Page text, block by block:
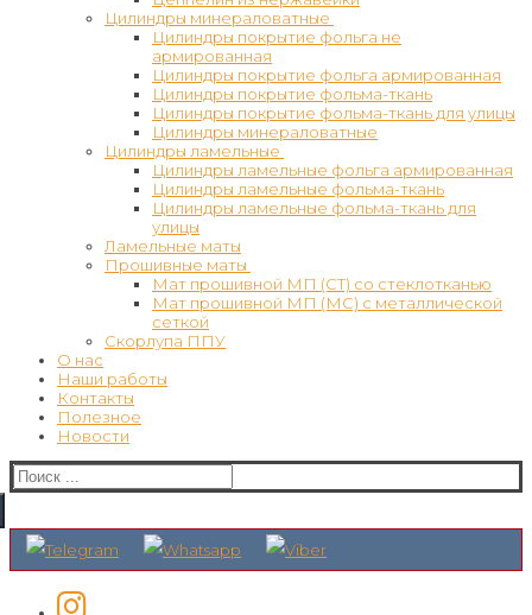
Цилиндры минераловатные
Цилиндры покрытие фольга не
армированная
Цилиндры покрытие фольга армированная
Цилиндры покрытие фольма-ткань
Цилиндры покрытие фольма-ткань для улицы
Цилиндры минераловатные
Цилиндры ламельные
Цилиндры ламельные фольга армированная
Цилиндры ламельные фольма-ткань
Цилиндры ламельные фольма-ткань для
улицы
Ламельные маты
Прошивные маты
Мат прошивной МП (СТ) со стеклотканью
Мат прошивной МП (МС) с металлической
сеткой
Скорлупа ППУ
О нас
Наши работы
Контакты
Полезное
Новости
Искать: